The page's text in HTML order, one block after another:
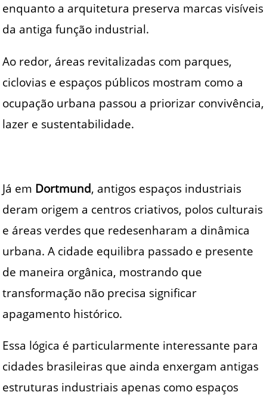
enquanto a arquitetura preserva marcas visíveis
da antiga função industrial.
Ao redor, áreas revitalizadas com parques,
ciclovias e espaços públicos mostram como a
ocupação urbana passou a priorizar convivência,
lazer e sustentabilidade.
Já em Dortmund, antigos espaços industriais
deram origem a centros criativos, polos culturais
e áreas verdes que redesenharam a dinâmica
urbana. A cidade equilibra passado e presente
de maneira orgânica, mostrando que
transformação não precisa significar
apagamento histórico.
Essa lógica é particularmente interessante para
cidades brasileiras que ainda enxergam antigas
estruturas industriais apenas como espaços